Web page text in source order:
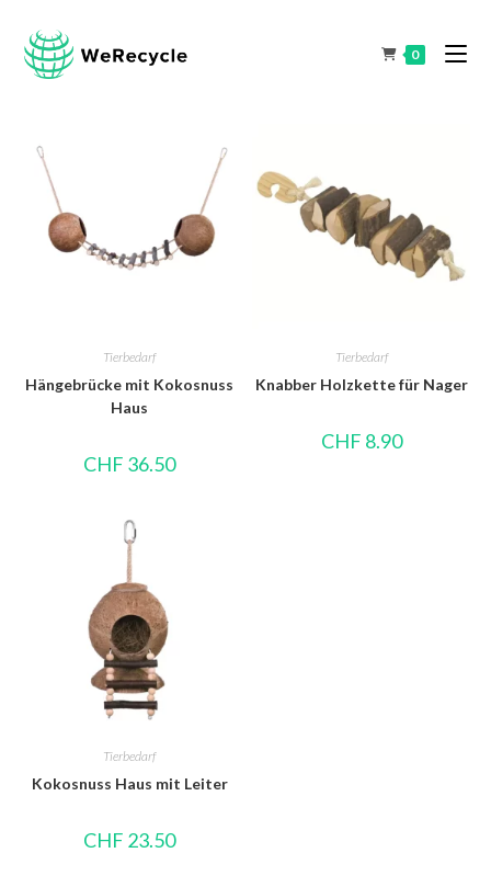
0
Tierbedarf
Hängebrücke mit Kokosnuss
Haus
CHF 36.50
Tierbedarf
Knabber Holzkette für Nager
CHF 8.90
Tierbedarf
Kokosnuss Haus mit Leiter
CHF 23.50